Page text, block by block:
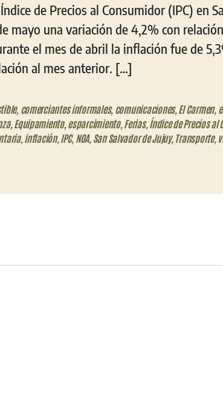
de Precios al Consumidor (IPC) en
mayo una variación de 4,2% con
el mes de abril la inflación fue de
al mes anterior. […]
, comerciantes informales, comunicaciones, El Carmen,
, Equipamiento, esparcimiento, Ferias, Índice de Precios al
, inflación, IPC, NOA, San Salvador de Jujuy, Transporte,